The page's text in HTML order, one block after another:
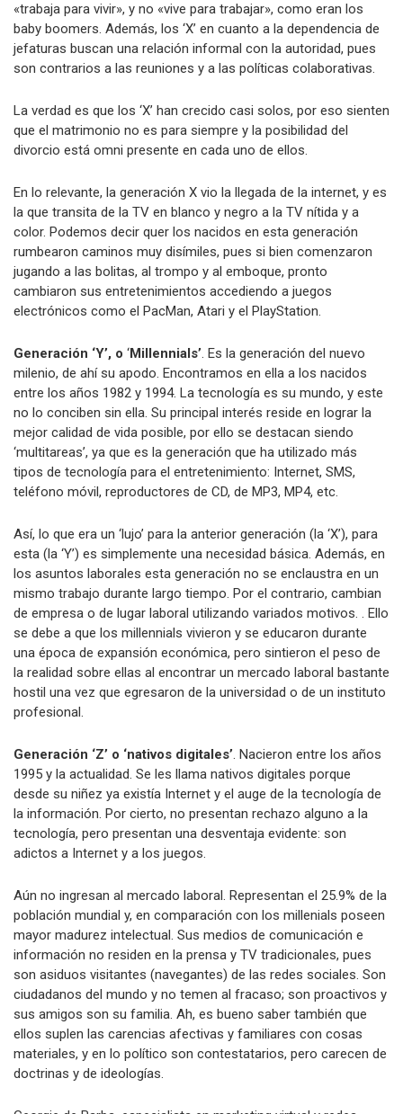
«trabaja para vivir», y no «vive para trabajar», como eran los
baby boomers. Además, los ‘X’ en cuanto a la dependencia de
jefaturas buscan una relación informal con la autoridad, pues
son contrarios a las reuniones y a las políticas colaborativas.
La verdad es que los ‘X’ han crecido casi solos, por eso sienten
que el matrimonio no es para siempre y la posibilidad del
divorcio está omni presente en cada uno de ellos.
En lo relevante, la generación X vio la llegada de la internet, y es
la que transita de la TV en blanco y negro a la TV nítida y a
color. Podemos decir quer los nacidos en esta generación
rumbearon caminos muy disímiles, pues si bien comenzaron
jugando a las bolitas, al trompo y al emboque, pronto
cambiaron sus entretenimientos accediendo a juegos
electrónicos como el PacMan, Atari y el PlayStation.
Generación ‘Y’, o ‘Millennials’. Es la generación del nuevo
milenio, de ahí su apodo. Encontramos en ella a los nacidos
entre los años 1982 y 1994. La tecnología es su mundo, y este
no lo conciben sin ella. Su principal interés reside en lograr la
mejor calidad de vida posible, por ello se destacan siendo
‘multitareas’, ya que es la generación que ha utilizado más
tipos de tecnología para el entretenimiento: Internet, SMS,
teléfono móvil, reproductores de CD, de MP3, MP4, etc.
Así, lo que era un ‘lujo’ para la anterior generación (la ‘X’), para
esta (la ‘Y’) es simplemente una necesidad básica. Además, en
los asuntos laborales esta generación no se enclaustra en un
mismo trabajo durante largo tiempo. Por el contrario, cambian
de empresa o de lugar laboral utilizando variados motivos. . Ello
se debe a que los millennials vivieron y se educaron durante
una época de expansión económica, pero sintieron el peso de
la realidad sobre ellas al encontrar un mercado laboral bastante
hostil una vez que egresaron de la universidad o de un instituto
profesional.
Generación ‘Z’ o ‘nativos digitales’. Nacieron entre los años
1995 y la actualidad. Se les llama nativos digitales porque
desde su niñez ya existía Internet y el auge de la tecnología de
la información. Por cierto, no presentan rechazo alguno a la
tecnología, pero presentan una desventaja evidente: son
adictos a Internet y a los juegos.
Aún no ingresan al mercado laboral. Representan el 25.9% de la
población mundial y, en comparación con los millenials poseen
mayor madurez intelectual. Sus medios de comunicación e
información no residen en la prensa y TV tradicionales, pues
son asiduos visitantes (navegantes) de las redes sociales. Son
ciudadanos del mundo y no temen al fracaso; son proactivos y
sus amigos son su familia. Ah, es bueno saber también que
ellos suplen las carencias afectivas y familiares con cosas
materiales, y en lo político son contestatarios, pero carecen de
doctrinas y de ideologías.